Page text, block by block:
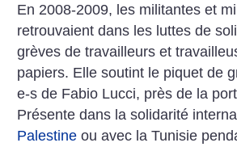
En 2008-2009, les militantes et
retrouvaient dans les luttes de
grèves de travailleurs et
papiers. Elle soutint le piquet de
e-s de Fabio Lucci, près de la
Présente dans la solidarité
Palestine ou avec la Tunisie